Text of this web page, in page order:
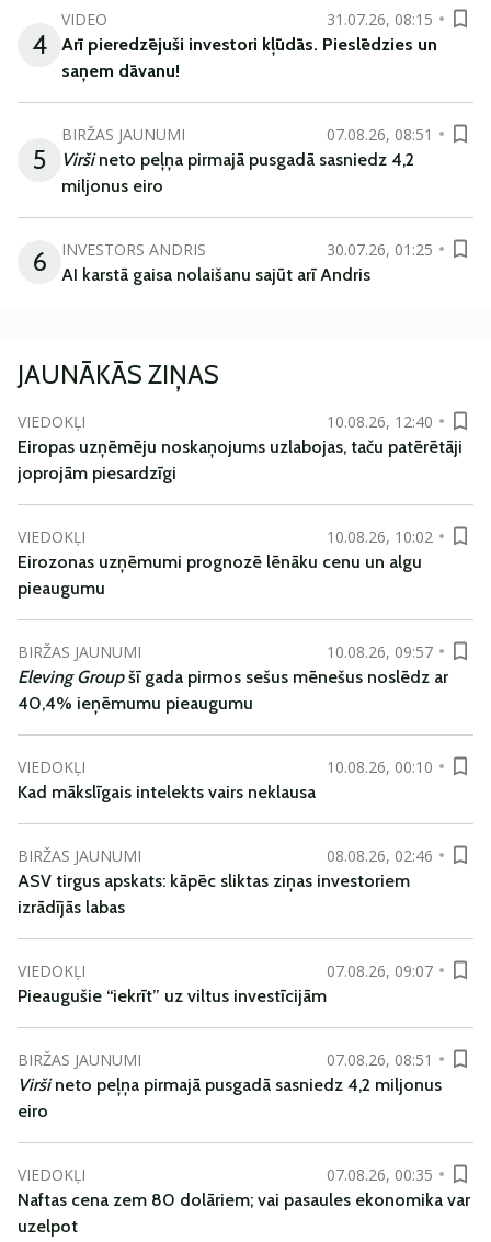
4
VIDEO
31.07.26, 08:15
Arī pieredzējuši investori kļūdās. Pieslēdzies un
saņem dāvanu!
5
BIRŽAS JAUNUMI
07.08.26, 08:51
Viršineto peļņa pirmajā pusgadā sasniedz 4,2
miljonus eiro
6 INVESTORS ANDRIS
30.07.26, 01:25
AI karstā gaisa nolaišanu sajūt arī Andris
JAUNĀKĀS ZIŅAS
VIEDOKĻI
10.08.26, 12:40
Eiropas uzņēmēju noskaņojums uzlabojas, taču patērētāji
joprojām piesardzīgi
VIEDOKĻI
10.08.26, 10:02
Eirozonas uzņēmumi prognozē lēnāku cenu un algu
pieaugumu
BIRŽAS JAUNUMI
10.08.26, 09:57
Eleving Groupšī gada pirmos sešus mēnešus noslēdz ar
40,4% ieņēmumu pieaugumu
VIEDOKĻI
10.08.26, 00:10
Kad mākslīgais intelekts vairs neklausa
BIRŽAS JAUNUMI
08.08.26, 02:46
ASV tirgus apskats: kāpēc sliktas ziņas investoriem
izrādījās labas
VIEDOKĻI
07.08.26, 09:07
Pieaugušie “iekrīt” uz viltus investīcijām
BIRŽAS JAUNUMI
07.08.26, 08:51
Viršineto peļņa pirmajā pusgadā sasniedz 4,2 miljonus
eiro
VIEDOKĻI
07.08.26, 00:35
Naftas cena zem 80 dolāriem; vai pasaules ekonomika var
uzelpot